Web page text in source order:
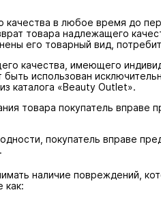
качества в любое время до
товара надлежащего
его товарный вид,
качества, имеющего
использован
каталога «Beauty Outlet».
товара покупатель вправе
покупатель вправе
наличие повреждений,
как: